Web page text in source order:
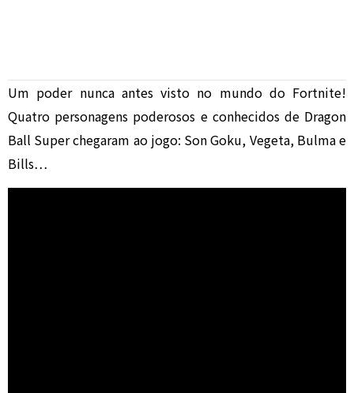
Um poder nunca antes visto no mundo do Fortnite!
Quatro personagens poderosos e conhecidos de Dragon
Ball Super chegaram ao jogo: Son Goku, Vegeta, Bulma e
Bills…